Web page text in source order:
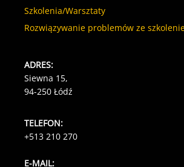
Szkolenia/Warsztaty
Rozwiązywanie problemów ze
ADRES:
Siewna 15,
94-250 Łódź
TELEFON:
+513 210 270
E-MAIL: